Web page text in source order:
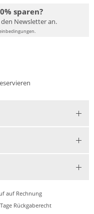
sparen?
Newsletter an.
auf Rechnung
Rückgaberecht